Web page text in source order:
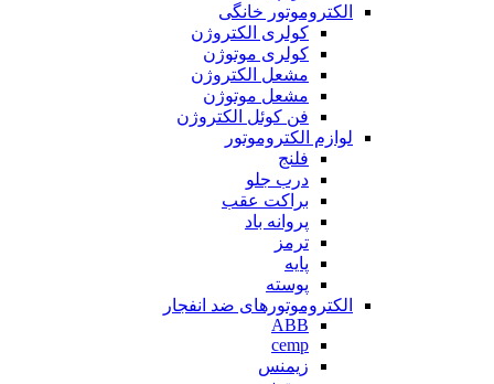
الکتروموتور خانگی
کولری الکتروژن
کولری موتوژن
مشعل الکتروژن
مشعل موتوژن
فن کوئل الکتروژن
لوازم الکتروموتور
فلنج
درب جلو
براکت عقب
پروانه باد
ترمز
پایه
پوسته
الکتروموتورهای ضد انفجار
ABB
cemp
زیمنس